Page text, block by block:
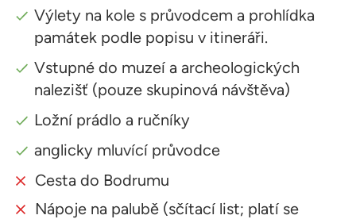
Výlety na kole s průvodcem a prohlídka
památek podle popisu v itineráři.
Vstupné do muzeí a archeologických
nalezišť (pouze skupinová návštěva)
Ložní prádlo a ručníky
anglicky mluvící průvodce
Cesta do Bodrumu
Nápoje na palubě (sčítací list; platí se